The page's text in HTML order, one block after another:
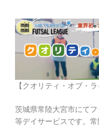
【クオリティ・オブ・
茨城県常陸大宮市にて
等デイサービスです。常